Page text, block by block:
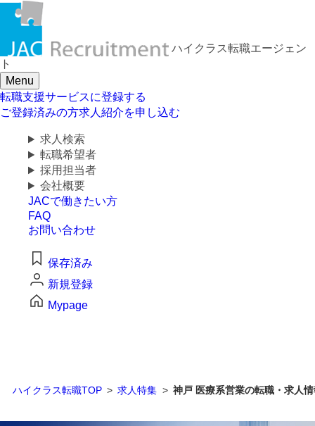
求人検索・転職事例
はじめに、あなたが活かしたい
「ご経験業種」
お選びください
サービス(人材・ホテル・旅行・教育）
商社
流通（EC・運輸・小売）
マスコミ（広告・制作）
建設・不動産
ハイクラス転職エージェン
ト
Menu
転職支援サービスに登録する
ご登録済みの方求人紹介を申し込む
求人検索
転職希望者
採用担当者
会社概要
JACで働きたい方
FAQ
お問い合わせ
保存済み
新規登録
Mypage
ハイクラス転職TOP 求人特集 神戸 医療系営業の転職・求人